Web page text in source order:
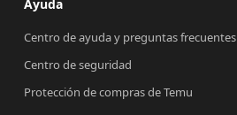
Ayuda
Centro de ayuda y preguntas frecuentes
Centro de seguridad
Protección de compras de Temu